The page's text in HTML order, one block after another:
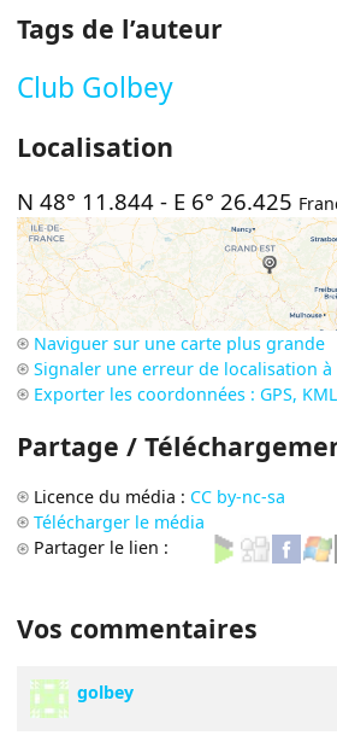
Tags de l’auteur
Club Golbey
Localisation
N 48° 11.844 - E 6° 26.425
Naviguer sur une carte plus grande
Signaler une erreur de localisation à
Exporter les coordonnées : GPS, KML
Partage /
Licence du média : CC by-nc-sa
Télécharger le média
Partager le lien :
Vos commentaires
golbey